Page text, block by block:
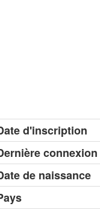
d'inscription
connexion
de naissance